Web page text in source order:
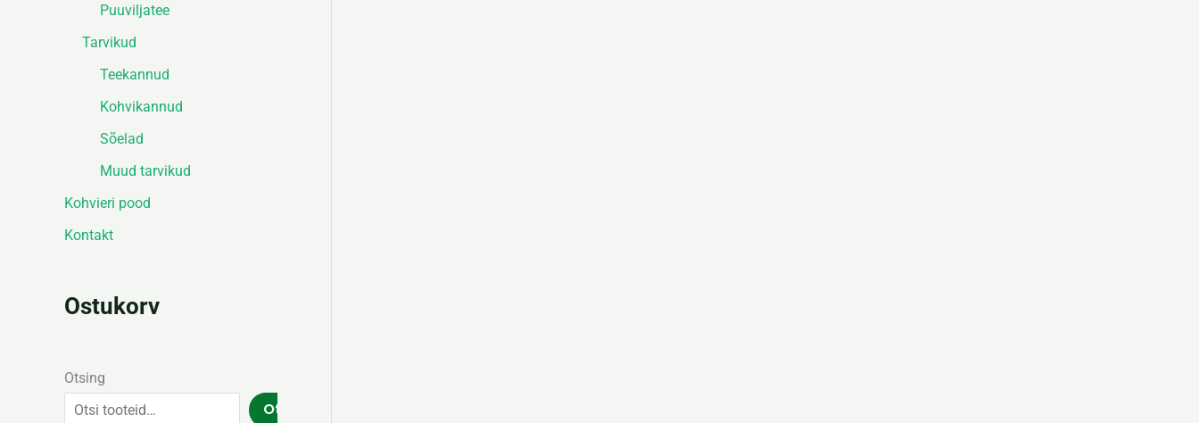
Puuviljatee
Tarvikud
Teekannud
Kohvikannud
Sõelad
Muud tarvikud
Kohvieri pood
Kontakt
Ostukorv
Otsing
Otsing